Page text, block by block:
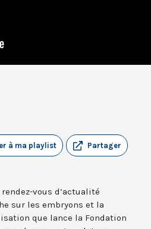
Partager
à ma playlist
vous d’actualité
sur les embryons et la
que lance la Fondation